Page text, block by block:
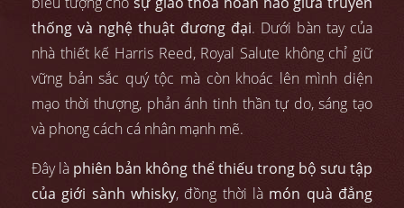
thống và nghệ thuật đương đại. Dưới bàn tay của
nhà thiết kế Harris Reed, Royal Salute không chỉ giữ
vững bản sắc quý tộc mà còn khoác lên mình diện
mạo thời thượng, phản ánh tinh thần tự do, sáng tạo
và phong cách cá nhân mạnh mẽ.
Đây là phiên bản không thể thiếu trong bộ sưu tập
của giới sành whisky, đồng thời là món quà đẳng